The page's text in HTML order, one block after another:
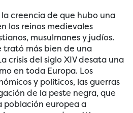
la creencia de que hubo una
los reinos medievales
musulmanes y judíos.
trató más bien de una
crisis del siglo XIV desata una
en toda Europa. Los
y políticos, las guerras
de la peste negra, que
población europea a